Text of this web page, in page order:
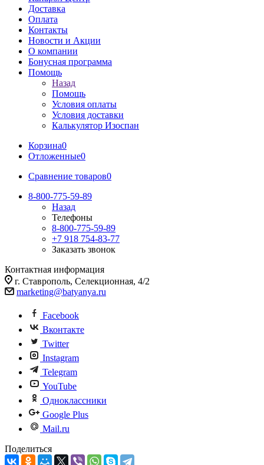
Доставка
Оплата
Контакты
Новости и Акции
О компании
Бонусная программа
Помощь
Назад
Помощь
Условия оплаты
Условия доставки
Калькулятор Изоспан
Корзина0
Отложенные0
Сравнение товаров0
8-800-775-59-89
Назад
Телефоны
8-800-775-59-89
+7 918 754-83-77
Заказать звонок
Контактная информация
г. Ставрополь, Селекционная, 4/2
marketing@batyanya.ru
Facebook
Вконтакте
Twitter
Instagram
Telegram
YouTube
Одноклассники
Google Plus
Mail.ru
Поделиться